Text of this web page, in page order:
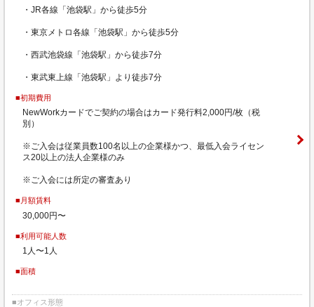
・JR各線「池袋駅」から徒歩5分
・東京メトロ各線「池袋駅」から徒歩5分
・西武池袋線「池袋駅」から徒歩7分
・東武東上線「池袋駅」より徒歩7分
■初期費用
NewWorkカードでご契約の場合はカード発行料2,000円/枚（税
別）
※ご入会は従業員数100名以上の企業様かつ、最低入会ライセン
ス20以上の法人企業様のみ
※ご入会には所定の審査あり
■月額賃料
30,000円〜
■利用可能人数
1人〜1人
■面積
■オフィス形態